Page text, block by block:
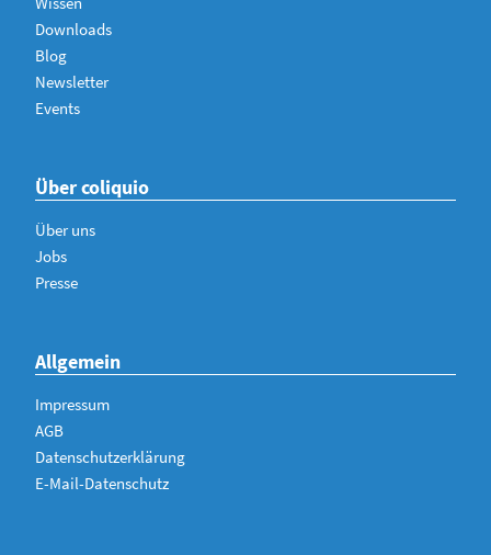
Downloads
Blog
Newsletter
Events
Über coliquio
Über uns
Jobs
Presse
Allgemein
Impressum
AGB
Datenschutzerklärung
E-Mail-Datenschutz